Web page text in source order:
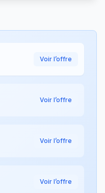
Voir l’offre
Voir l’offre
Voir l’offre
Voir l’offre